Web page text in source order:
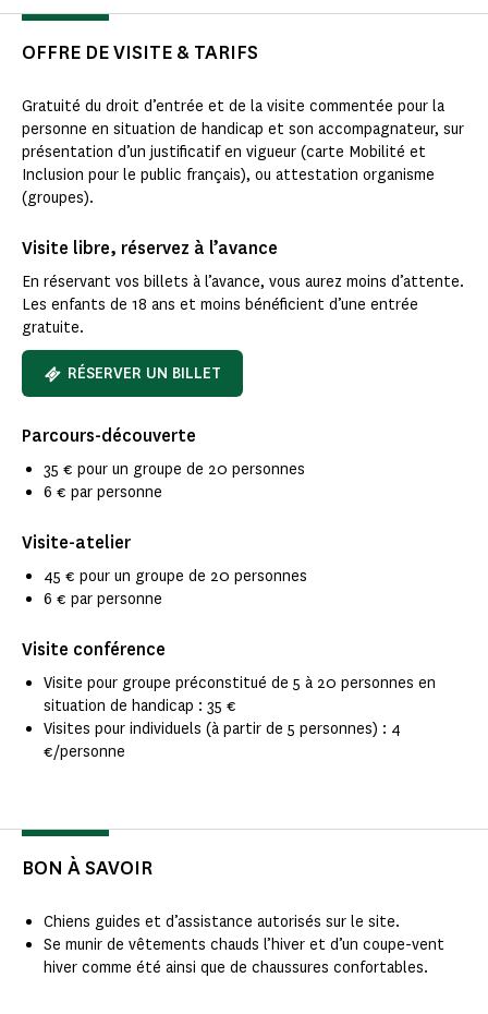
OFFRE DE VISITE & TARIFS
Gratuité du droit d’entrée et de la visite commentée pour la
personne en situation de handicap et son accompagnateur, sur
présentation d’un justificatif en vigueur (carte Mobilité et
Inclusion pour le public français), ou attestation organisme
(groupes).
Visite libre, réservez à l’avance
En réservant vos billets à l’avance, vous aurez moins d’attente.
Les enfants de 18 ans et moins bénéficient d’une entrée
gratuite.
RÉSERVER UN BILLET
Parcours-découverte
35 € pour un groupe de 20 personnes
6 € par personne
Visite-atelier
45 € pour un groupe de 20 personnes
6 € par personne
Visite conférence
Visite pour groupe préconstitué de 5 à 20 personnes en
situation de handicap : 35 €
Visites pour individuels (à partir de 5 personnes) : 4
€/personne
BON À SAVOIR
Chiens guides et d’assistance autorisés sur le site.
Se munir de vêtements chauds l’hiver et d’un coupe-vent
hiver comme été ainsi que de chaussures confortables.